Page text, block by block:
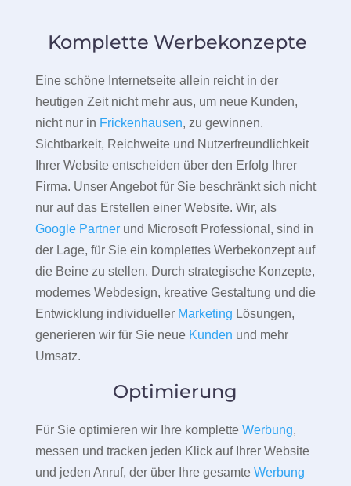
Komplette Werbekonzepte
Eine schöne Internetseite allein reicht in der
heutigen Zeit nicht mehr aus, um neue Kunden,
nicht nur in Frickenhausen, zu gewinnen.
Sichtbarkeit, Reichweite und Nutzerfreundlichkeit
Ihrer Website entscheiden über den Erfolg Ihrer
Firma. Unser Angebot für Sie beschränkt sich nicht
nur auf das Erstellen einer Website. Wir, als
Google Partnerund Microsoft Professional, sind in
der Lage, für Sie ein komplettes Werbekonzept auf
die Beine zu stellen. Durch strategische Konzepte,
modernes Webdesign, kreative Gestaltung und die
Entwicklung individueller Marketing Lösungen,
generieren wir für Sie neue Kunden und mehr
Umsatz.
Optimierung
Für Sie optimieren wir Ihre komplette Werbung,
messen und tracken jeden Klick auf Ihrer Website
und jeden Anruf, der über Ihre gesamte Werbung